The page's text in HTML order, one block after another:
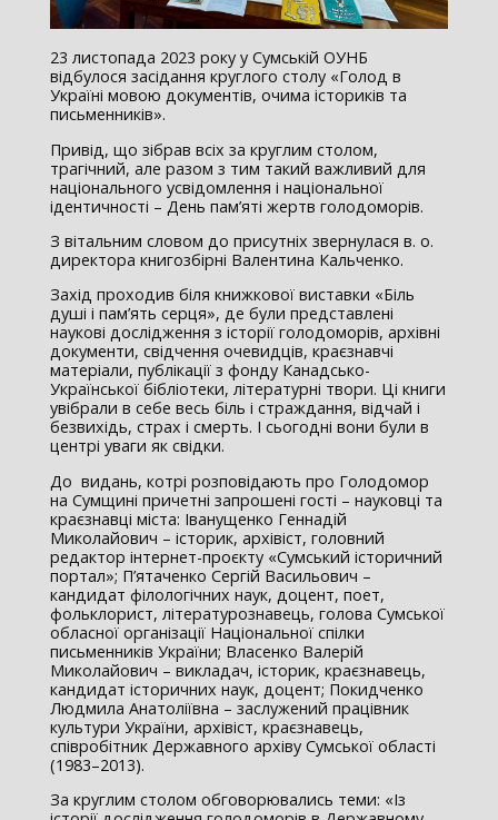
23 листопада 2023 року у Сумській ОУНБ
відбулося засідання круглого столу «Голод в
Україні мовою документів, очима істориків та
письменників».
Привід, що зібрав всіх за круглим столом,
трагічний, але разом з тим такий важливий для
національного усвідомлення і національної
ідентичності – День пам’яті жертв голодоморів.
З вітальним словом до присутніх звернулася в. о.
директора книгозбірні Валентина Кальченко.
Захід проходив біля книжкової виставки «Біль
душі і пам’ять серця», де були представлені
наукові дослідження з історії голодоморів, архівні
документи, свідчення очевидців, краєзнавчі
матеріали, публікації з фонду Канадсько-
Української бібліотеки, літературні твори. Ці книги
увібрали в себе весь біль і страждання, відчай і
безвихідь, страх і смерть. І сьогодні вони були в
центрі уваги як свідки.
До видань, котрі розповідають про Голодомор
на Сумщині причетні запрошені гості – науковці та
краєзнавці міста: Іванущенко Геннадій
Миколайович – історик, архівіст, головний
редактор інтернет-проєкту «Сумський історичний
портал»; П’ятаченко Сергій Васильович –
кандидат філологічних наук, доцент, поет,
фольклорист, літературознавець, голова Сумської
обласної організації Національної спілки
письменників України; Власенко Валерій
Миколайович – викладач, історик, краєзнавець,
кандидат історичних наук, доцент; Покидченко
Людмила Анатоліївна – заслужений працівник
культури України, архівіст, краєзнавець,
співробітник Державного архіву Сумської області
(1983–2013).
За круглим столом обговорювались теми: «Із